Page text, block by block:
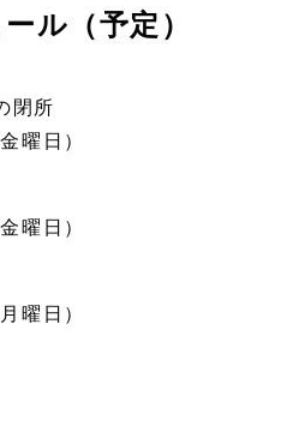
ル（予定）
閉所
曜日）
曜日）
曜日）